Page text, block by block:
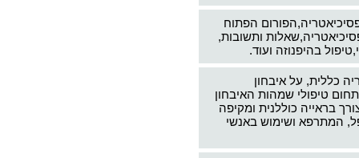
הפתוח
ותשובות,
בהיפנוזה ועוד.
כללית, על איבחון
טיפולי שמהות האיבחון
בראייה כוללנית ומקיפה
המתרפא ושימוש באנשי